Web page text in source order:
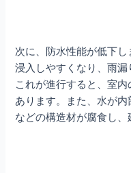
次に、防水性能が低下
浸入しやすくなり、雨漏
これが進行すると、室
あります。また、水が
などの構造材が腐食し、